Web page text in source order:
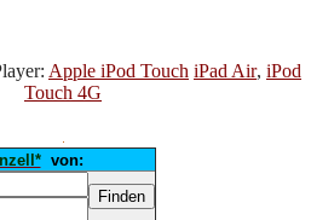
Apple iPod Touch iPad Air, iPod
Touch 4G
Inzell*von: